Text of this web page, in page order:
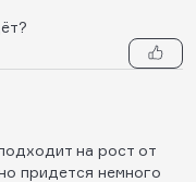
на рост от
придется немного